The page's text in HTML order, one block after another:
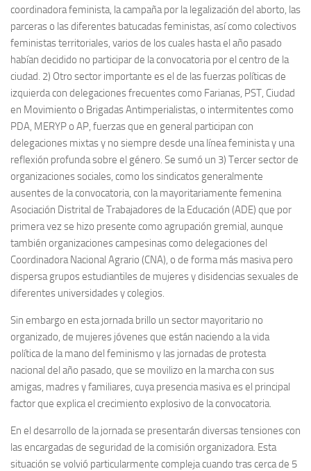
coordinadora feminista, la campaña por la legalización del aborto, las
parceras o las diferentes batucadas feministas, así como colectivos
feministas territoriales, varios de los cuales hasta el año pasado
habían decidido no participar de la convocatoria por el centro de la
ciudad. 2) Otro sector importante es el de las fuerzas políticas de
izquierda con delegaciones frecuentes como Farianas, PST, Ciudad
en Movimiento o Brigadas Antimperialistas, o intermitentes como
PDA, MERYP o AP, fuerzas que en general participan con
delegaciones mixtas y no siempre desde una línea feminista y una
reflexión profunda sobre el género. Se sumó un 3) Tercer sector de
organizaciones sociales, como los sindicatos generalmente
ausentes de la convocatoria, con la mayoritariamente femenina
Asociación Distrital de Trabajadores de la Educación (ADE) que por
primera vez se hizo presente como agrupación gremial, aunque
también organizaciones campesinas como delegaciones del
Coordinadora Nacional Agrario (CNA), o de forma más masiva pero
dispersa grupos estudiantiles de mujeres y disidencias sexuales de
diferentes universidades y colegios.
Sin embargo en esta jornada brillo un sector mayoritario no
organizado, de mujeres jóvenes que están naciendo a la vida
política de la mano del feminismo y las jornadas de protesta
nacional del año pasado, que se movilizo en la marcha con sus
amigas, madres y familiares, cuya presencia masiva es el principal
factor que explica el crecimiento explosivo de la convocatoria.
En el desarrollo de la jornada se presentarán diversas tensiones con
las encargadas de seguridad de la comisión organizadora. Esta
situación se volvió particularmente compleja cuando tras cerca de 5